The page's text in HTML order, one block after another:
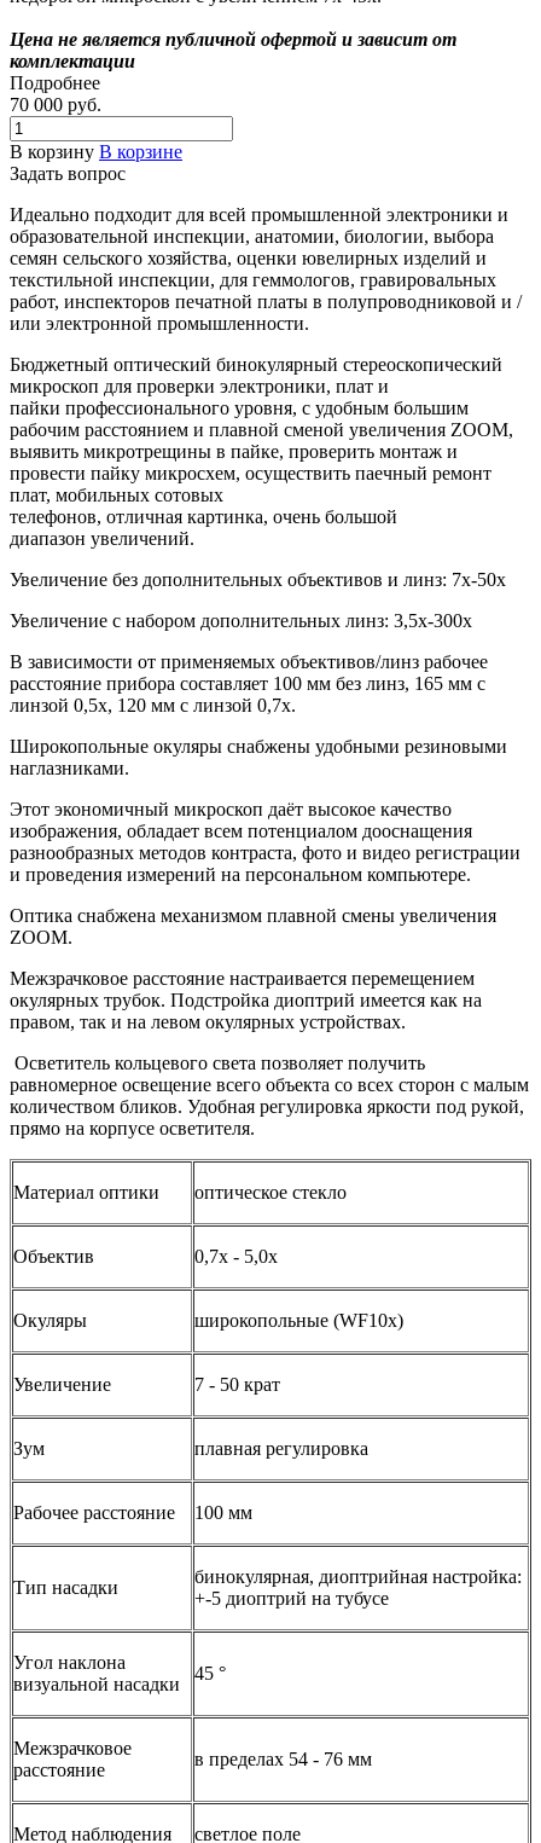
Цена не является публичной офертой и зависит от
комплектации
Подробнее
70 000 руб.
В корзину В корзине
Задать вопрос
Идеально подходит для всей промышленной электроники и
образовательной инспекции, анатомии, биологии, выбора
семян сельского хозяйства, оценки ювелирных изделий и
текстильной инспекции, для геммологов, гравировальных
работ, инспекторов печатной платы в полупроводниковой и /
или электронной промышленности.
Бюджетный оптический бинокулярный стереоскопический
микроскоп для проверки электроники, плат и
пайки профессионального уровня, с удобным большим
рабочим расстоянием и плавной сменой увеличения ZOOM,
выявить микротрещины в пайке, проверить монтаж и
провести пайку микросхем, осуществить паечный ремонт
плат, мобильных сотовых
телефонов, отличная картинка, очень большой
диапазон увеличений.
Увеличение без дополнительных объективов и линз: 7х-50х
Увеличение с набором дополнительных линз: 3,5х-300х
В зависимости от применяемых объективов/линз рабочее
расстояние прибора составляет 100 мм без линз, 165 мм с
линзой 0,5х, 120 мм с линзой 0,7х.
Широкопольные окуляры снабжены удобными резиновыми
наглазниками.
Этот экономичный микроскоп даёт высокое качество
изображения, обладает всем потенциалом дооснащения
разнообразных методов контраста, фото и видео регистрации
и проведения измерений на персональном компьютере.
Оптика снабжена механизмом плавной смены увеличения
ZOOM.
Межзрачковое расстояние настраивается перемещением
окулярных трубок. Подстройка диоптрий имеется как на
правом, так и на левом окулярных устройствах.
Осветитель кольцевого света позволяет получить
равномерное освещение всего объекта со всех сторон с малым
количеством бликов. Удобная регулировка яркости под рукой,
прямо на корпусе осветителя.
Материал оптики оптическое стекло
Объектив 0,7x - 5,0x
Окуляры широкопольные (WF10x)
Увеличение 7 - 50 крат
Зум плавная регулировка
Рабочее расстояние 100 мм
Тип насадки
бинокулярная, диоптрийная настройка:
+-5 диоптрий на тубусе
Угол наклона
визуальной насадки
45 °
Межзрачковое
расстояние
в пределах 54 - 76 мм
Метод наблюдения светлое поле